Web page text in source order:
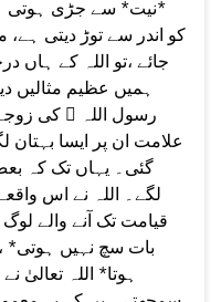
*نیت* سے جڑی ہوتی
کو اندر سے توڑ دیتی
جائے ،تو اللہ کے ہاں
ہمیں عظیم
رسول اللہ ﷺ کی
علامت ان پر ایسا بہتان
گئی۔ یہاں تک کہ
لگے۔ اللہ نے اس
قیامت تک آنے والے
بات سچ نہیں ہوتی* ،
ہوتا* اللہ تعالیٰ